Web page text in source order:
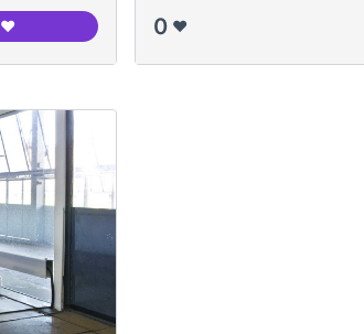
❤️Canodróm Meridiana
0 ❤️